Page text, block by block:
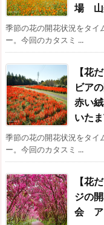
場 山
季節の花の開花状況をタイ
ー。今回のカタスミ ...
【花
ビア
赤い
いた
季節の花の開花状況をタイ
ー。今回のカタスミ ...
【花
ジの
会 ア